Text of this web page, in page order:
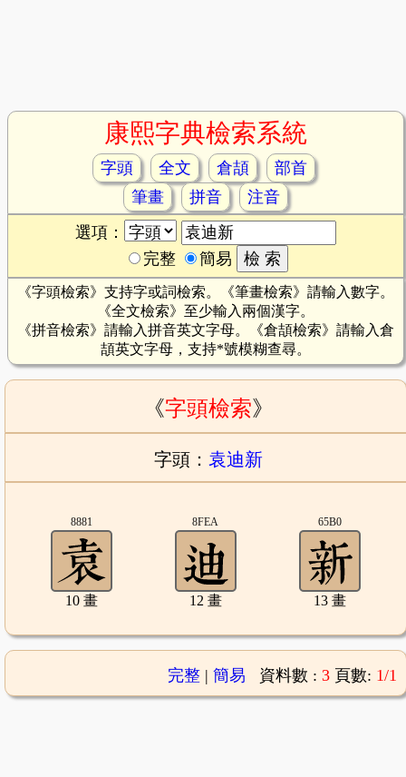
康熙字典檢索系統
字頭 全文 倉頡
部首
筆畫
拼音
注音
選項：
完整
簡易
《字頭檢索》支持字或詞檢索。《筆畫檢索》請輸入數字。
《全文檢索》至少輸入兩個漢字。
《拼音檢索》請輸入拼音英文字母。《倉頡檢索》請輸入倉
頡英文字母，支持*號模糊查尋。
《字頭檢索》
字頭： 袁迪新
8881
10 畫
8FEA
12 畫
65B0
13 畫
完整| 簡易 資料數 : 3 頁數: 1/1